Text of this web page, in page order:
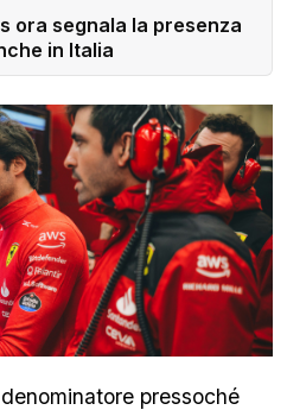
ora segnala la presenza
in Italia
pressoché